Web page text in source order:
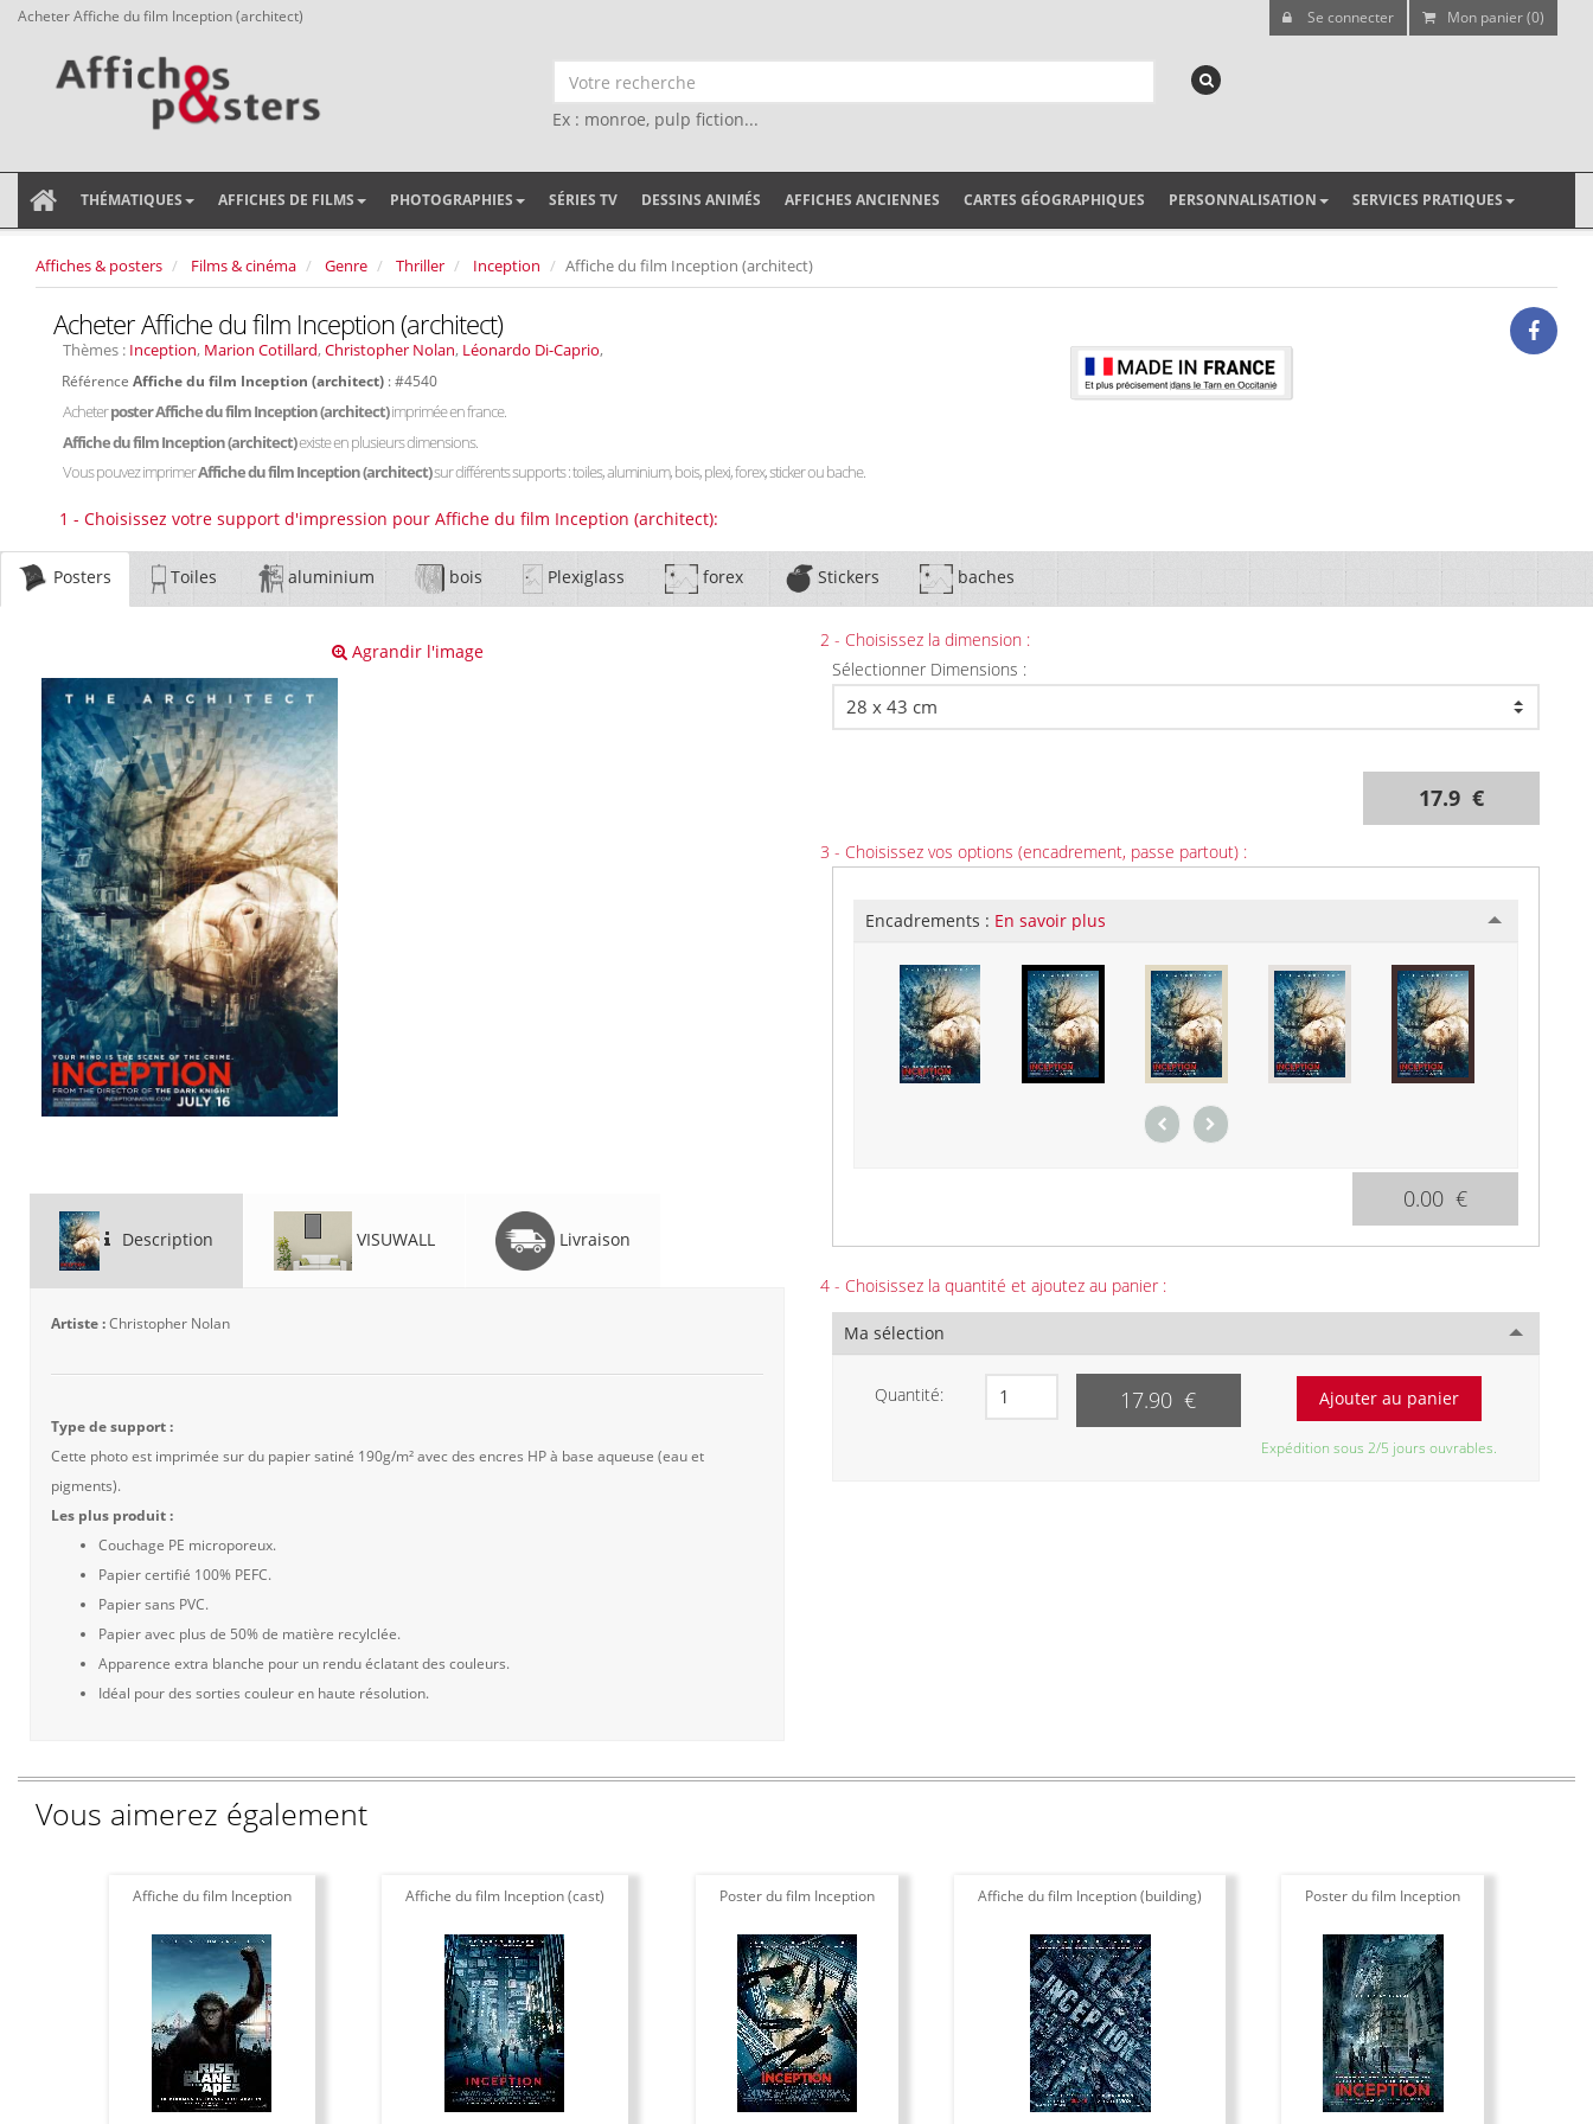
Acheter Affiche du film Inception (architect) Se connecter Mon panier (0)
Ex : monroe, pulp fiction...
THÉMATIQUES AFFICHES DE FILMS PHOTOGRAPHIES SÉRIES TV DESSINS ANIMÉS AFFICHES ANCIENNES CARTES GÉOGRAPHIQUES PERSONNALISATION SERVICES PRATIQUES
Affiches & posters Films & cinéma Genre Thriller Inception Affiche du film Inception (architect)
Acheter Affiche du film Inception (architect)
Thèmes : Inception, Marion Cotillard, Christopher Nolan, Léonardo Di-Caprio,
Référence Affiche du film Inception (architect) : #4540
Acheterposter Affiche du film Inception (architect)imprimée en france.
Affiche du film Inception (architect)existe en plusieurs dimensions.
Vous pouvez imprimerAffiche du film Inception (architect)sur différents supports : toiles, aluminium, bois, plexi, forex, sticker ou bache.
1 - Choisissez votre support d'impression pour Affiche du film Inception (architect):
Posters Toiles aluminium bois Plexiglass forex Stickers baches
Agrandir l'image
Description VISUWALL Livraison
Artiste :Christopher Nolan
Type de support :
Cette photo est imprimée sur du papier satiné 190g/m² avec des encres HP à base aqueuse (eau et
pigments).
Les plus produit :
Couchage PE microporeux.
Papier certifié 100% PEFC.
Papier sans PVC.
Papier avec plus de 50% de matière recylclée.
Apparence extra blanche pour un rendu éclatant des couleurs.
Idéal pour des sorties couleur en haute résolution.
2 - Choisissez la dimension :
Sélectionner Dimensions :
17.9 €
3 - Choisissez vos options (encadrement, passe partout) :
Encadrements : En savoir plus
0.00 €
4 - Choisissez la quantité et ajoutez au panier :
Ma sélection
Quantité: 17.90 €
Expédition sous 2/5 jours ouvrables.
Vous aimerez également
Affiche du film Inception Affiche du film Inception (cast) Poster du film Inception Affiche du film Inception (building) Poster du film Inception